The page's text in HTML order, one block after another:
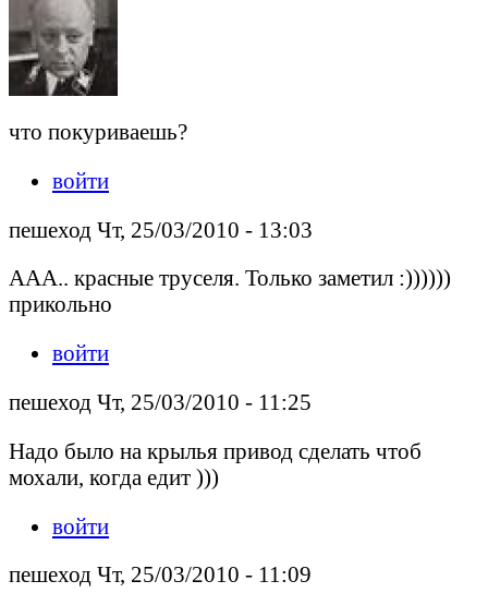
что покуриваешь?
войти
пешеход Чт, 25/03/2010 - 13:03
ААА.. красные труселя. Только заметил :))))))
прикольно
войти
пешеход Чт, 25/03/2010 - 11:25
Надо было на крылья привод сделать чтоб
мохали, когда едит )))
войти
пешеход Чт, 25/03/2010 - 11:09